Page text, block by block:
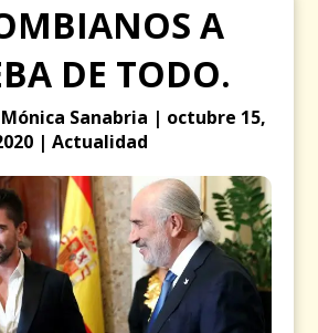
A
DE TODO.
Sanabria | octubre 15,
| Actualidad